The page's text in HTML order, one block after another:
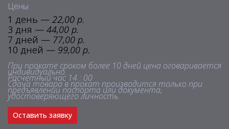
Цены
1 день — 22,00 р.
3 дня — 44,00 р.
7 дней — 77,00 р.
10 дней — 99,00 р.
При прокате сроком более 10 дней цена оговаривается
индивидуально.
Расчетный час 14 : 00
Сдача товара в прокат производится только при
предъявлении паспорта или документа,
удостоверяющего личность.
Оставить заявку